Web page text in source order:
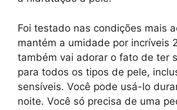
Foi testado nas condições mais
mantém a umidade por incríveis
também vai adorar o fato de ter
para todos os tipos de pele,
sensíveis. Você pode usá-lo
noite. Você só precisa de uma